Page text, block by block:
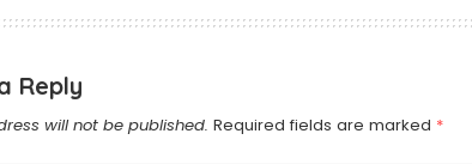
Reply
will not be published. Required fields are marked *